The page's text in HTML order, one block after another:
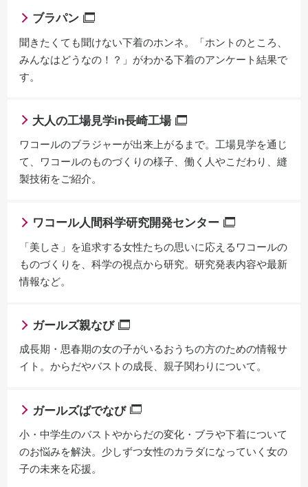
ブラパン
聞きたくても聞けない下着のホンネ。「ホントのところ、
みんなはどうなの！？」がわかる下着のアンケート結果で
す。
大人の工場見学in長崎工場
ワコールのブラジャーが出来上がるまで。工場見学を通じ
て、ワコールのものづくりの様子、働く人やこだわり、縫
製技術をご紹介。
ワコール人間科学研究開発センター
「美しさ」を追求する女性たちの思いに応えるワコールの
ものづくりを、科学の視点から研究。研究発表内容や最新
情報など。
ガールズ親なび
成長期・思春期の女の子がいるおうちの方のための情報サ
イト。からだやバストの成長、親子関わりについて。
ガールズばでなび
小・中学生のバストやからだの変化・ブラや下着について
のお悩みを解決。少しずつ女性のカラダになっていく女の
子の未来を応援。